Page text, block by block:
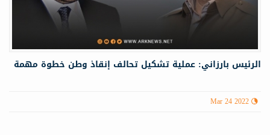
الرئيس بارزاني: عملیة تشكيل تحالف إنقاذ وطن خطوة مهمة
Mar 24 2022